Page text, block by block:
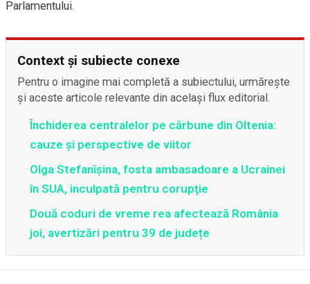
Parlamentului.
Context și subiecte conexe
Pentru o imagine mai completă a subiectului, urmărește
și aceste articole relevante din același flux editorial.
Închiderea centralelor pe cărbune din Oltenia:
cauze și perspective de viitor
Olga Stefanîşina, fosta ambasadoare a Ucrainei
în SUA, inculpată pentru corupţie
Două coduri de vreme rea afectează România
joi, avertizări pentru 39 de județe